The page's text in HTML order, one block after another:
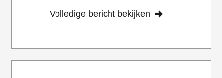
Volledige bericht bekijken